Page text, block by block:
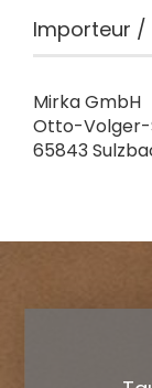
Importeur /
Mirka GmbH
Otto-Volger-
65843